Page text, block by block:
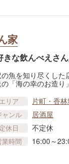
家
きな飲んべえさ
魚を知り尽くした
「海の幸のお造り
エリア 片町・香
ャンル 居酒屋
定休日 不定休
業時間 16:00～